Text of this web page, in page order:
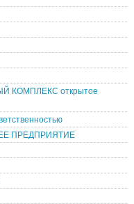
КОМПЛЕКС открытое
ПРЕДПРИЯТИЕ